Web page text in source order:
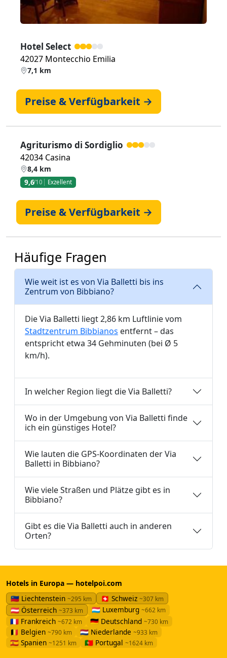
Hotel Select
42027 Montecchio Emilia
7,1 km
Preise & Verfügbarkeit →
Agriturismo di Sordiglio
42034 Casina
8,4 km
9,6/10 Exzellent
Preise & Verfügbarkeit →
Häufige Fragen
Wie weit ist es von Via Balletti bis ins
Zentrum von Bibbiano?
Die Via Balletti liegt 2,86 km Luftlinie vom
Stadtzentrum Bibbianos entfernt – das
entspricht etwa 34 Gehminuten (bei Ø 5
km/h).
In welcher Region liegt die Via Balletti?
Wo in der Umgebung von Via Balletti finde
ich ein günstiges Hotel?
Wie lauten die GPS-Koordinaten der Via
Balletti in Bibbiano?
Wie viele Straßen und Plätze gibt es in
Bibbiano?
Gibt es die Via Balletti auch in anderen
Orten?
Hotels in Europa — hotelpoi.com
🇱🇮 Liechtenstein ~295 km 🇨🇭 Schweiz ~307 km
🇦🇹 Österreich ~373 km 🇱🇺 Luxemburg ~662 km
🇫🇷 Frankreich ~672 km 🇩🇪 Deutschland ~730 km
🇧🇪 Belgien ~790 km 🇳🇱 Niederlande ~933 km
🇪🇸 Spanien ~1251 km 🇵🇹 Portugal ~1624 km